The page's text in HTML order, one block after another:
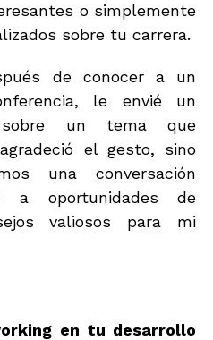
o simplemente
sobre tu carrera.
de conocer a un
le envié un
sobre un tema que
el gesto, sino
una conversación
a oportunidades de
valiosos para mi
en tu desarrollo